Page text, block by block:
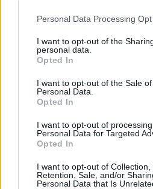
Personal Data Processing
I want to opt-out of the
personal data.
Opted In
I want to opt-out of the Sale
Personal Data.
Opted In
I want to opt-out of
Personal Data for Targeted
Opted In
I want to opt-out of Collection,
Retention, Sale, and/or
Personal Data that Is
banorë
Zjarri
mëdha/
bilanc